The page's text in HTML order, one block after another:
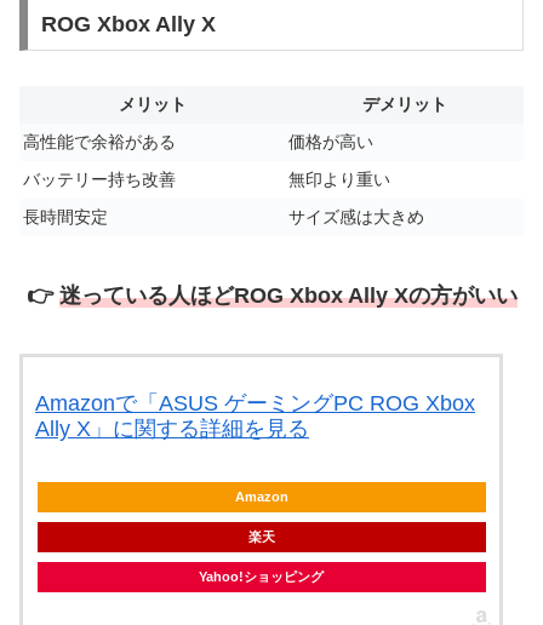
ROG Xbox Ally X
メリット
デメリット
高性能で余裕がある
価格が高い
バッテリー持ち改善
無印より重い
長時間安定
サイズ感は大きめ
👉 迷っている人ほどROG Xbox Ally Xの方がいい
Amazonで「ASUS ゲーミングPC ROG Xbox
Ally X」に関する詳細を見る
Amazon
楽天
Yahoo!ショッピング